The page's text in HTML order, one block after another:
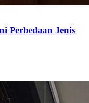
Perbedaan Jenis